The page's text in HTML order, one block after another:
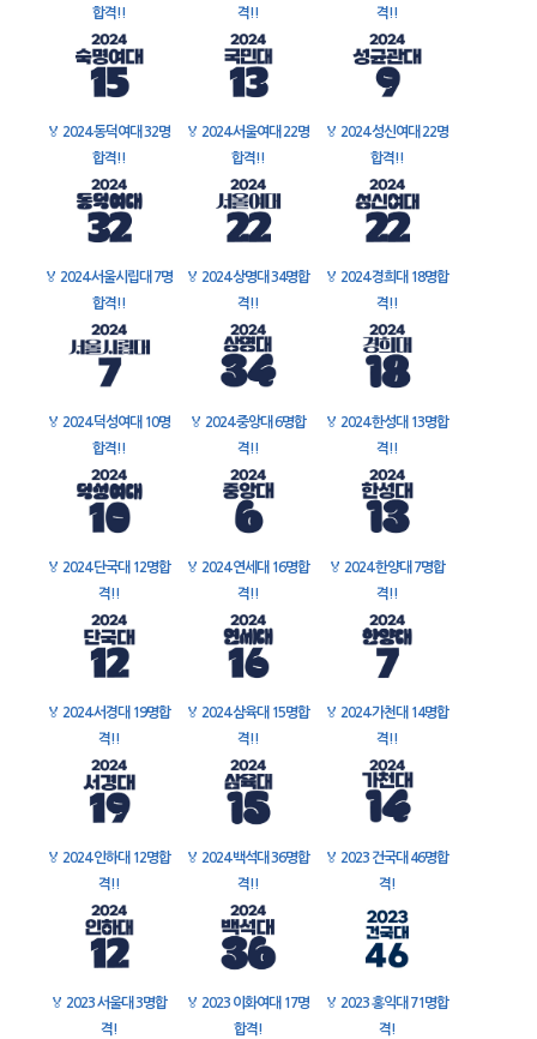
합격!!
격!!
격!!
🏅 2024 동덕여대 32명
합격!!
🏅 2024 서울여대 22명
합격!!
🏅 2024 성신여대 22명
합격!!
🏅 2024 서울시립대 7명
합격!!
🏅 2024 상명대 34명합
격!!
🏅 2024 경희대 18명합
격!!
🏅 2024 덕성여대 10명
합격!!
🏅 2024 중앙대 6명합
격!!
🏅 2024 한성대 13명합
격!!
🏅 2024 단국대 12명합
격!!
🏅 2024 연세대 16명합
격!!
🏅 2024 한양대 7명합
격!!
🏅 2024 서경대 19명합
격!!
🏅 2024 삼육대 15명합
격!!
🏅 2024 가천대 14명합
격!!
🏅 2024 인하대 12명합
격!!
🏅 2024 백석대 36명합
격!!
🏅 2023 건국대 46명합
격!
🏅 2023 서울대 3명합
격!
🏅 2023 이화여대 17명
합격!
🏅 2023 홍익대 71명합
격!